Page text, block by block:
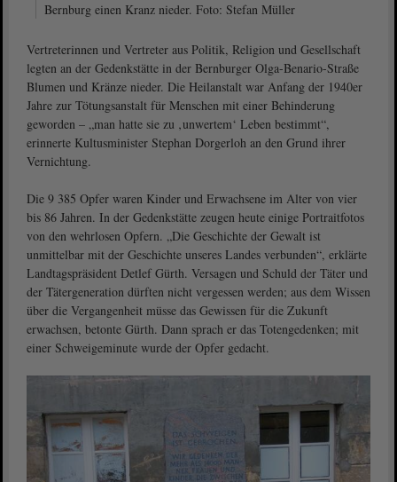
Bernburg einen Kranz nieder. Foto: Stefan Müller
Vertreterinnen und Vertreter aus Politik, Religion und Gesellschaft
legten an der Gedenkstätte in der Bernburger Olga-Benario-Straße
Blumen und Kränze nieder. Die Heilanstalt war Anfang der 1940er
Jahre zur Tötungsanstalt für Menschen mit einer Behinderung
geworden – „man hatte sie zu ‚unwertem‘ Leben bestimmt“,
erinnerte Kultusminister Stephan Dorgerloh an den Grund ihrer
Vernichtung.
Die 9 385 Opfer waren Kinder und Erwachsene im Alter von vier
bis 86 Jahren. In der Gedenkstätte zeugen heute einige Portraitfotos
von den wehrlosen Opfern. „Die Geschichte der Gewalt ist
unmittelbar mit der Geschichte unseres Landes verbunden“, erklärte
Landtagspräsident Detlef Gürth. Versagen und Schuld der Täter und
der Tätergeneration dürften nicht vergessen werden; aus dem Wissen
über die Vergangenheit müsse das Gewissen für die Zukunft
erwachsen, betonte Gürth. Dann sprach er das Totengedenken; mit
einer Schweigeminute wurde der Opfer gedacht.